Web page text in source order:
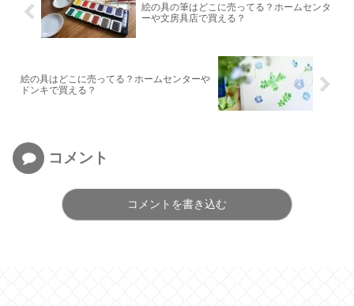
絵の具の筆はどこに売ってる？ホームセンタ
ーや文房具店で買える？
絵の具はどこに売ってる？ホームセンターや
ドンキで買える？
コメント
コメントを書き込む